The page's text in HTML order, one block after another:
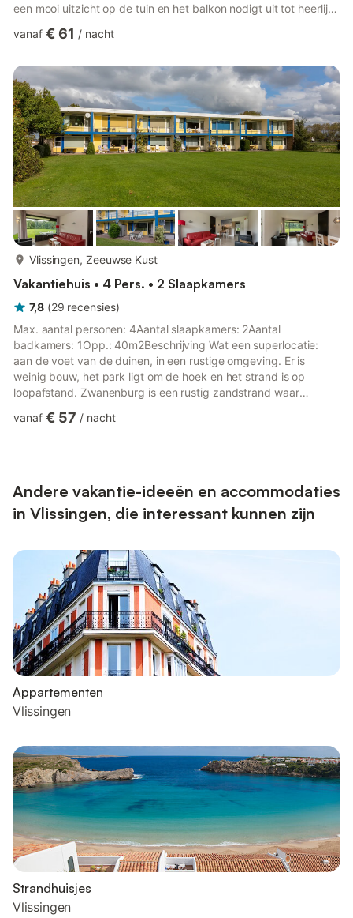
een mooi uitzicht op de tuin en het balkon nodigt uit tot heerlijk
voorzien, bijvoorbeeld een vaatwasser, magnetron, Nespresso
waarvan een met een tweepersoonsbed en een met 2 losse
bedden. De badkamer is voorzien van douche en wastafel en
toilet. Op het grasveld...
vanaf € 61 / nacht
Vlissingen, Zeeuwse Kust
Vakantiehuis • 4 Pers. • 2 Slaapkamers
7,8 (29 recensies)
Max. aantal personen: 4Aantal slaapkamers: 2Aantal
badkamers: 1Opp.: 40m2Beschrijving Wat een superlocatie:
aan de voet van de duinen, in een rustige omgeving. Er is
weinig bouw, het park ligt om de hoek en het strand is op
loopafstand. Zwanenburg is een rustig zandstrand waar
natuur. Laat de zilte wind door je haren waaien, ontdek de
begane grond in een klei...
vanaf € 57 / nacht
Andere vakantie-ideeën en accommodaties
in Vlissingen, die interessant kunnen zijn
Appartementen
Vlissingen
Strandhuisjes
Vlissingen